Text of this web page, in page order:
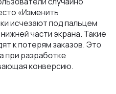
«Изменить
исчезают под пальцем
части экрана. Такие
к потерям заказов. Это
при разработке
конверсию.